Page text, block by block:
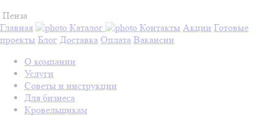
Пенза
Главная
Каталог Контакты Акции Готовые
проекты Блог Доставка Оплата Вакансии
О компании
Услуги
Советы и инструкции
Для бизнеса
Кровельщикам